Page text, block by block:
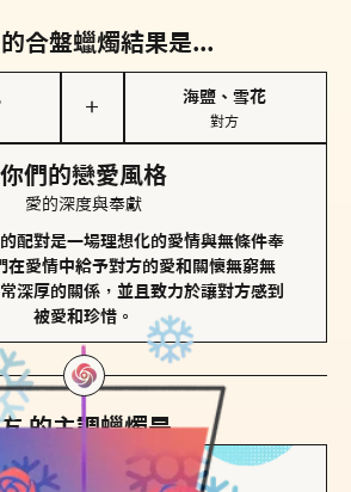
合盤蠟燭結果是...
＋
海鹽、雪花
對方
你們的戀愛風格
愛的深度與奉獻
配對是一場理想化的愛情與無條件奉
在愛情中給予對方的愛和關懷無窮無
深厚的關係，並且致力於讓對方感到
被愛和珍惜。
的主調蠟燭是...